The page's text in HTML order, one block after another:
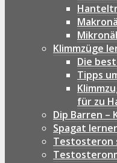
Klimmzüge
Die
Tipps
für zu
Dip Barren –
Spagat
Testosteron